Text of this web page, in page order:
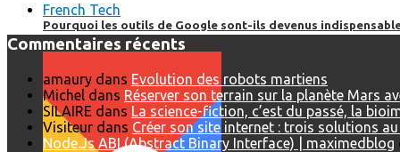
Pourquoi les outils de Google sont-ils devenus
French Tech
Commentaires récents
amaury dans Evolution des robots martiens
Michel dans Réserver son terrain sur la planète Mars
SILAIRE dans La science-fiction, c’est du passé, la
Visiteur dans Créer son site internet : trois solutions au
Node.Js ABI (Abstract Binary Interface) | maximedblog